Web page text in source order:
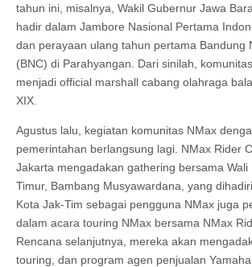
tahun ini, misalnya, Wakil Gubernur Jawa
hadir dalam Jambore Nasional Pertama
dan perayaan ulang tahun pertama Bandung
(BNC) di Parahyangan. Dari sinilah,
menjadi official marshall cabang olahraga
XIX.
Agustus lalu, kegiatan komunitas NMax
pemerintahan berlangsung lagi. NMax Rider
Jakarta mengadakan gathering bersama Wali
Timur, Bambang Musyawardana, yang
Kota Jak-Tim sebagai pengguna NMax juga
dalam acara touring NMax bersama NMax
Rencana selanjutnya, mereka akan
touring, dan program agen penjualan